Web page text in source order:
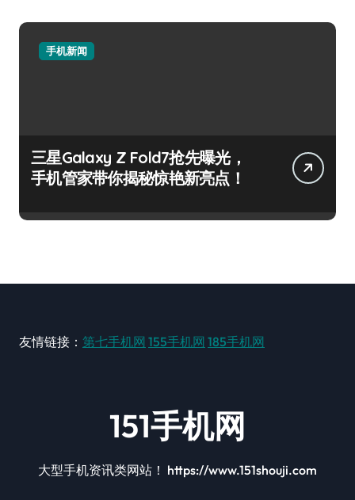
手机新闻
三星Galaxy Z Fold7抢先曝光，
手机管家带你揭秘惊艳新亮点！
友情链接： 第七手机网 155手机网 185手机网
151手机网
大型手机资讯类网站！ https://www.151shouji.com